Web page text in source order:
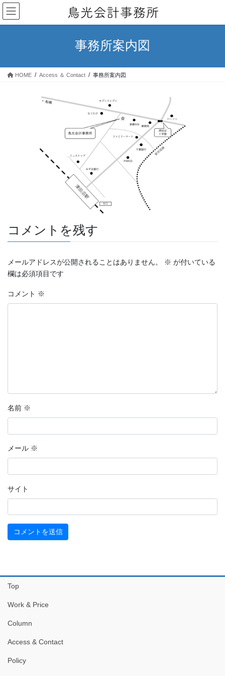
コ
ン
テ
ス
ナ
ビ
ゲ
ン
事務所案内図
HOME Access ＆ Contact 事務所案内図
コメントを残す
メールアドレスが公開されることはありません。 ※ が付いている
欄は必須項目です
コメント ※
名前 ※
メール ※
サイト
Top
Work & Price
Column
Access & Contact
Policy